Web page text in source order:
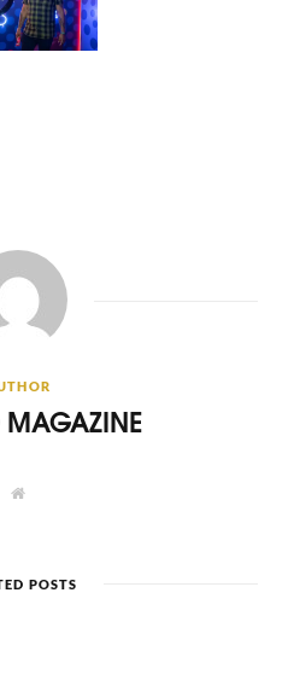
MAGAZINE
W
ePOSTS